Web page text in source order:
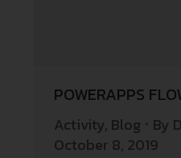
POWERAPPS
Activity, Blog By
October 8, 2019